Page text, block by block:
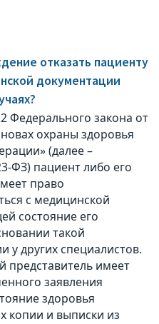
отказать пациенту
документации
Федерального закона от
охраны здоровья
(далее –
ФЗ) пациент либо его
право
с медицинской
состояние его
такой
у других специалистов.
представитель имеет
заявления
здоровья
копии и выписки из